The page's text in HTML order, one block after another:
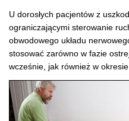
U dorosłych pacjentów z
ograniczającymi sterowanie
obwodowego układu
stosować zarówno w fazie
wcześnie, jak również w